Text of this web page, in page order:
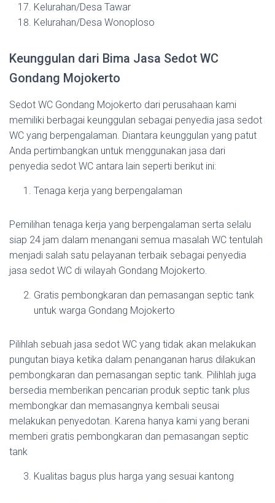
Kelurahan/Desa Tawar
Kelurahan/Desa Wonoploso
Keunggulan dari Bima Jasa Sedot WC
Gondang Mojokerto
Sedot WC Gondang Mojokerto dari perusahaan kami
memiliki berbagai keunggulan sebagai penyedia jasa sedot
WC yang berpengalaman. Diantara keunggulan yang patut
Anda pertimbangkan untuk menggunakan jasa dari
penyedia sedot WC antara lain seperti berikut ini:
Tenaga kerja yang berpengalaman
Pemilihan tenaga kerja yang berpengalaman serta selalu
siap 24 jam dalam menangani semua masalah WC tentulah
menjadi salah satu pelayanan terbaik sebagai penyedia
jasa sedot WC di wilayah Gondang Mojokerto.
Gratis pembongkaran dan pemasangan septic tank
untuk warga Gondang Mojokerto
Pilihlah sebuah jasa sedot WC yang tidak akan melakukan
pungutan biaya ketika dalam penanganan harus dilakukan
pembongkaran dan pemasangan septic tank. Pilihlah juga
bersedia memberikan pencarian produk septic tank plus
membongkar dan memasangnya kembali seusai
melakukan penyedotan. Karena hanya kami yang berani
memberi gratis pembongkaran dan pemasangan septic
tank
Kualitas bagus plus harga yang sesuai kantong